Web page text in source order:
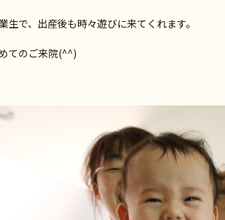
生で、出産後も時々遊びに来てくれます。
てのご来院(^^)